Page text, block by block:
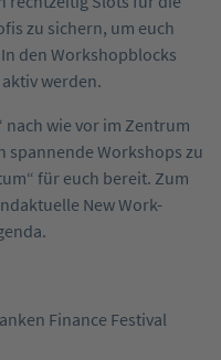
zu sichern, um euch
den Workshopblocks
werden.
nach wie vor im Zentrum
spannende Workshops zu
für euch bereit. Zum
New Work-
Finance Festival